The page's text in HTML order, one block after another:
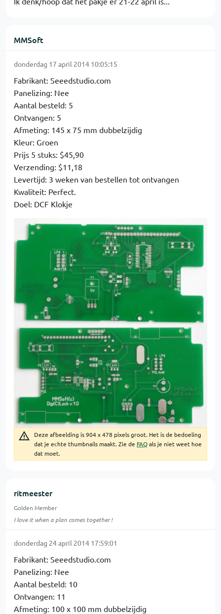
MMSoft
donderdag 17 april 2014 10:05:15
Fabrikant: Seeedstudio.com
Panelizing: Nee
Aantal besteld: 5
Ontvangen: 5
Afmeting: 145 x 75 mm dubbelzijdig
Kleur: Groen
Prijs 5 stuks: $45,90
Verzending: $11,18
Levertijd: 3 weken van bestellen tot ontvangen
Kwaliteit: Perfect.
Doel: DCF Klokje
Deze afbeelding is 904 x 478 pixels groot. Het is de bedoeling
dat je echte thumbnails maakt. Zie de FAQals je niet weet hoe
dat moet.
ritmeester
Golden Member
I love it when a plan comes together !
donderdag 24 april 2014 17:59:01
Fabrikant: Seeedstudio.com
Panelizing: Nee
Aantal besteld: 10
Ontvangen: 11
Afmeting: 100 x 100 mm dubbelzijdig